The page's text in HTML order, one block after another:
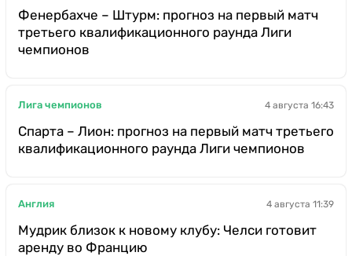
Фенербахче – Штурм: прогноз на первый матч
третьего квалификационного раунда Лиги
чемпионов
Лига чемпионов 4 августа 16:43
Спарта – Лион: прогноз на первый матч третьего
квалификационного раунда Лиги чемпионов
Англия 4 августа 11:39
Мудрик близок к новому клубу: Челси готовит
аренду во Францию